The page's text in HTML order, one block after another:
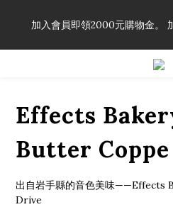
享有弦線、配件終
加入會員即領2000元購物金。
「一生弦命！」單筆購買弦線、
Effects
Butter
出自岩手縣的音色美味——Effects
Drive